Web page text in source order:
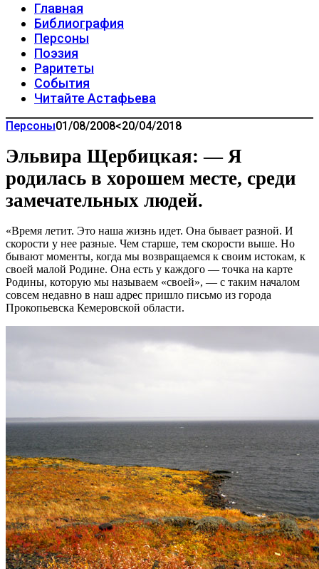
Главная
Библиография
Персоны
Поэзия
Раритеты
События
Читайте Астафьева
Персоны01/08/2008<20/04/2018
Эльвира Щербицкая: — Я
родилась в хорошем месте, среди
замечательных людей.
«Время летит. Это наша жизнь идет. Она бывает разной. И
скорости у нее разные. Чем старше, тем скорости выше. Но
бывают моменты, когда мы возвращаемся к своим истокам, к
своей малой Родине. Она есть у каждого — точка на карте
Родины, которую мы называем «своей», — с таким началом
совсем недавно в наш адрес пришло письмо из города
Прокопьевска Кемеровской области.